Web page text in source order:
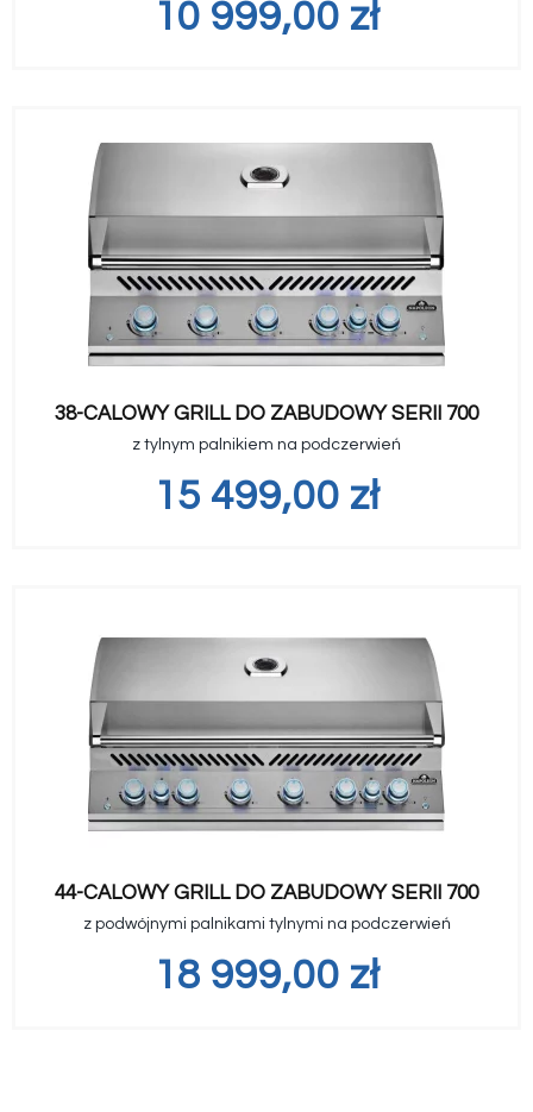
10 999,00 zł
38-CALOWY GRILL DO ZABUDOWY SERII 700
z tylnym palnikiem na podczerwień
15 499,00 zł
44-CALOWY GRILL DO ZABUDOWY SERII 700
z podwójnymi palnikami tylnymi na podczerwień
18 999,00 zł